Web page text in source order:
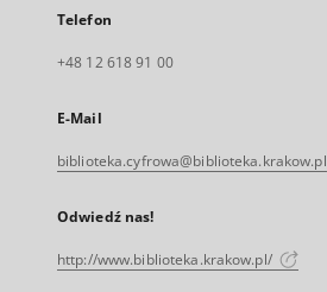
Telefon
+48 12 618 91 00
E-Mail
biblioteka.cyfrowa@biblioteka.krakow.pl
Odwiedź nas!
http://www.biblioteka.krakow.pl/